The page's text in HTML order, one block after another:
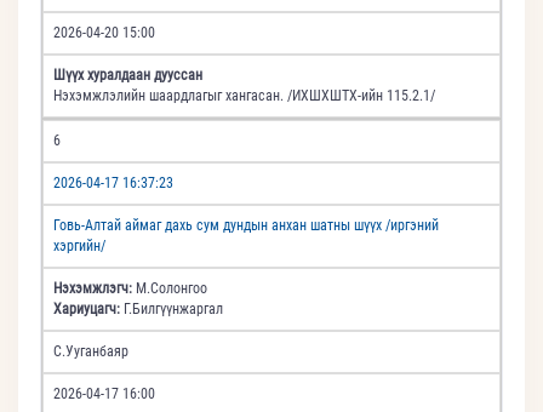
2026-04-20 15:00
Шүүх хуралдаан дууссан
Нэхэмжлэлийн шаардлагыг хангасан. /ИХШХШТХ-ийн 115.2.1/
6
2026-04-17 16:37:23
Говь-Алтай аймаг дахь сум дундын анхан шатны шүүх /иргэний
хэргийн/
Нэхэмжлэгч: М.Солонгоо
Хариуцагч: Г.Билгүүнжаргал
С.Ууганбаяр
2026-04-17 16:00